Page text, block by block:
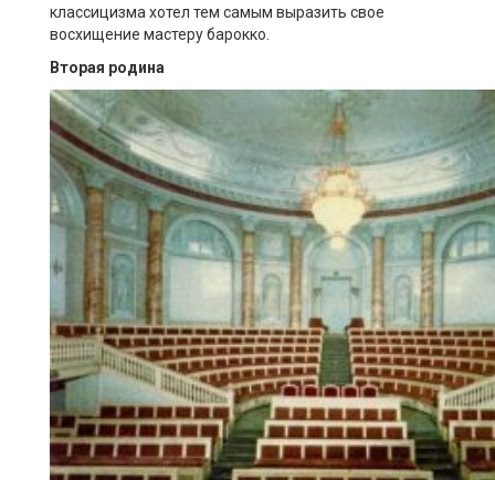
классицизма хотел тем самым выразить свое
восхищение мастеру барокко.
Вторая родина